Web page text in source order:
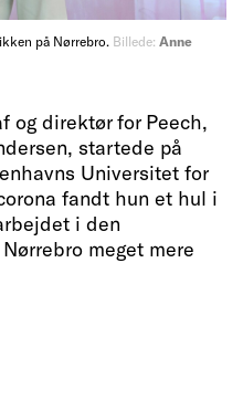
på Nørrebro. Billede: Anne
og direktør for Peech,
startede på
Universitet for
fandt hun et hul i
i den
meget mere